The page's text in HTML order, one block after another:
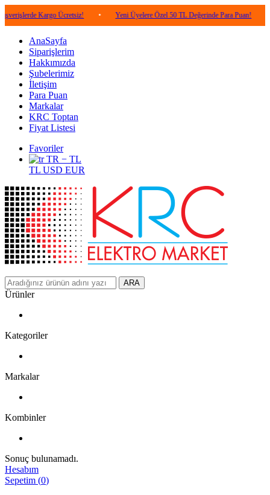
Kargo Ücretsiz! • Yeni Üyelere Özel 50 TL Değerinde Para Puan! •
AnaSayfa
Siparişlerim
Hakkımızda
Şubelerimiz
İletişim
Para Puan
Markalar
KRC Toptan
Fiyat Listesi
Favoriler
TR − TL
TL USD EUR
ARA
Ürünler
Kategoriler
Markalar
Kombinler
Sonuç bulunamadı.
Hesabım
Sepetim (0)